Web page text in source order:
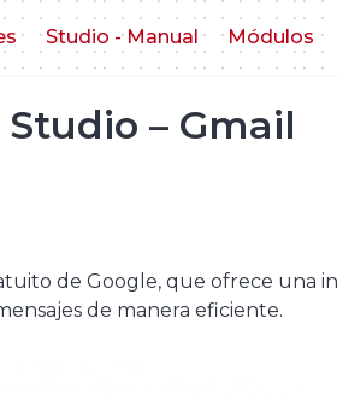
Studio - Manual Módulos
– Gmail
de Google, que ofrece una
de manera eficiente.